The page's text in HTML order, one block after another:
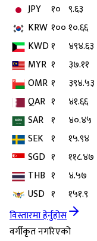
JPY
१० ९.६३
KRW १००१०.६६
KWD१ ४९४.६३
MYR १ ३७.११
OMR १ ३९४.५३
QAR १ ४१.६६
SAR १ ४०.४५
SEK १ १५.९४
SGD १ ११८.४७
THB १ ४.५७
USD १ १५१.९
विस्तारमा हेर्नुहोस
वर्गीकृत नगरिएको